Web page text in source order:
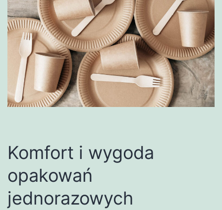
Komfort i wygoda
opakowań
jednorazowych